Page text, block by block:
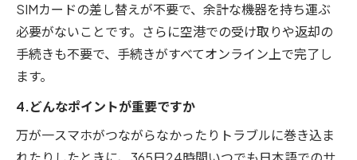
SIMカードの差し替えが不要で、余計な機器を持ち運ぶ
必要がないことです。さらに空港での受け取りや返却の
手続きも不要で、手続きがすべてオンライン上で完了し
ます。
4.どんなポイントが重要ですか
万が一スマホがつながらなかったりトラブルに巻き込ま